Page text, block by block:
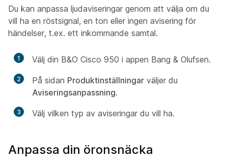
Du kan anpassa ljudaviseringar genom att välja om du
vill ha en röstsignal, en ton eller ingen avisering för
händelser, t.ex. ett inkommande samtal.
1 Välj din B&O Cisco 950 i appen Bang & Olufsen.
2 På sidan Produktinställningar väljer du
Aviseringsanpassning.
3 Välj vilken typ av aviseringar du vill ha.
Anpassa din öronsnäcka